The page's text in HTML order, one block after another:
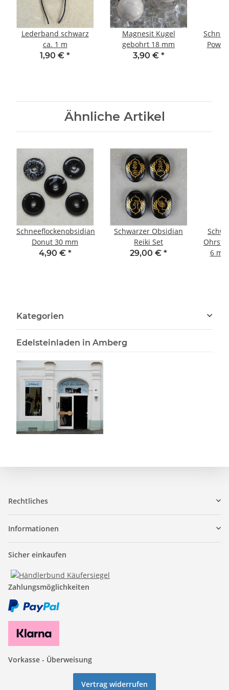
Lederband schwarz
ca. 1 m
1,90 € *
Magnesit Kugel
gebohrt 18 mm
3,90 € *
Ähnliche Artikel
Schneeflockenobsidian
Donut 30 mm
4,90 € *
Schwarzer Obsidian
Reiki Set
29,00 € *
6
Kategorien
Edelsteinladen in Amberg
Rechtliches
Informationen
Sicher einkaufen
Zahlungsmöglichkeiten
Vorkasse - Überweisung
Vertrag widerrufen